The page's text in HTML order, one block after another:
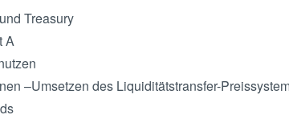
Treasury
A
–Umsetzen des Liquiditätstransfer-